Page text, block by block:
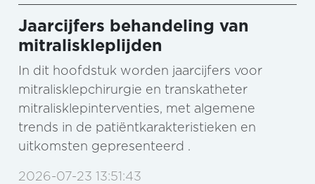
Jaarcijfers behandeling van
mitraliskleplijden
In dit hoofdstuk worden jaarcijfers voor
mitralisklepchirurgie en transkatheter
mitralisklepinterventies, met algemene
trends in de patiëntkarakteristieken en
uitkomsten gepresenteerd .
2026-07-23 13:51:43